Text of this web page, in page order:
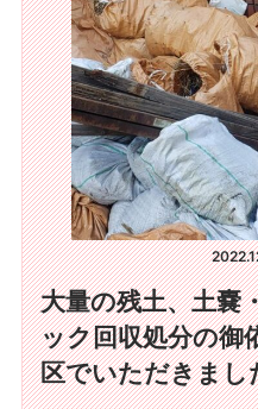
大量の残土、土嚢
ック回収処分の御
区でいただきま